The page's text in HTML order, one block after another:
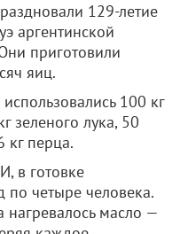
129-летие
аргентинской
приготовили
яиц.
100 кг
зеленого лука, 50
кг перца.
в готовке
по четыре человека.
масло —